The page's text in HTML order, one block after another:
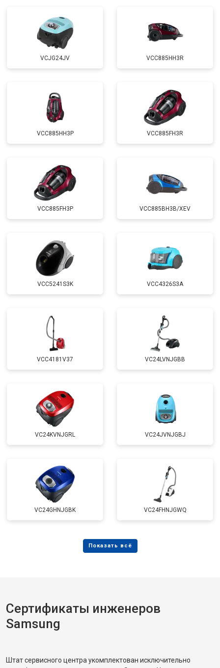
VCJG24JV VCC885HH3R
VCC885HH3P VCC885FH3R
VCC885FH3P VCC885BH3B/XEV
VCC5241S3K VCC4326S3A
VCC4181V37 VC24LVNJGBB
VC24KVNJGRL VC24JVNJGBJ
VC24GHNJGBK VC24FHNJGWQ
Сертификаты инженеров
Samsung
Штат сервисного центра укомплектован исключительно